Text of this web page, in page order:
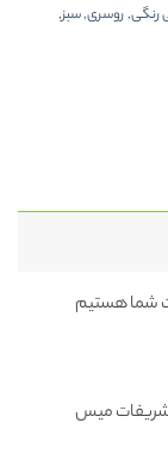
رنگی,روسری,سبز,
میس